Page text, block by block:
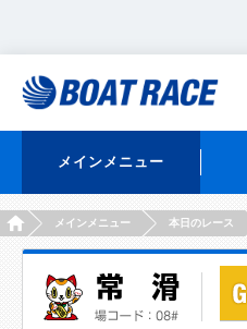
メインメニュー
HOMEメインメニュー 本日のレース